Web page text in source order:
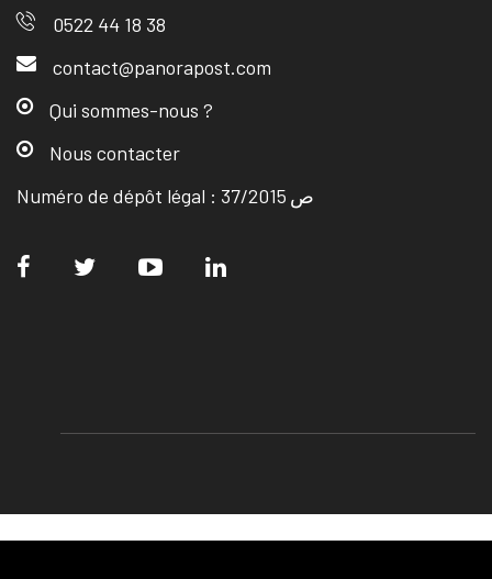
0522 44 18 38
contact@panorapost.com
Qui sommes-nous ?
Nous contacter
Numéro de dépôt légal : ص 37/2015